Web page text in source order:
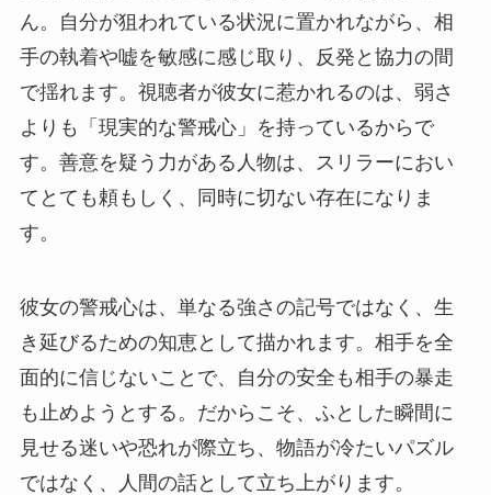
ん。自分が狙われている状況に置かれながら、相
手の執着や嘘を敏感に感じ取り、反発と協力の間
で揺れます。視聴者が彼女に惹かれるのは、弱さ
よりも「現実的な警戒心」を持っているからで
す。善意を疑う力がある人物は、スリラーにおい
てとても頼もしく、同時に切ない存在になりま
す。
彼女の警戒心は、単なる強さの記号ではなく、生
き延びるための知恵として描かれます。相手を全
面的に信じないことで、自分の安全も相手の暴走
も止めようとする。だからこそ、ふとした瞬間に
見せる迷いや恐れが際立ち、物語が冷たいパズル
ではなく、人間の話として立ち上がります。